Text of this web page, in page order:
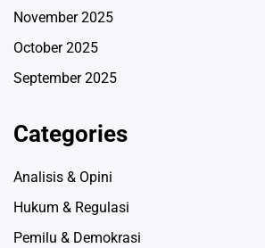
November 2025
October 2025
September 2025
Categories
Analisis & Opini
Hukum & Regulasi
Pemilu & Demokrasi